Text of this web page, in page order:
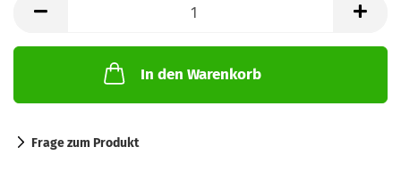
In den Warenkorb
Frage zum Produkt